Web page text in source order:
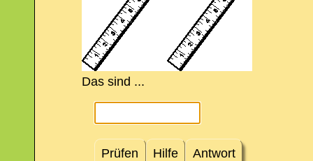
Das sind ...
Prüfen Hilfe Antwort